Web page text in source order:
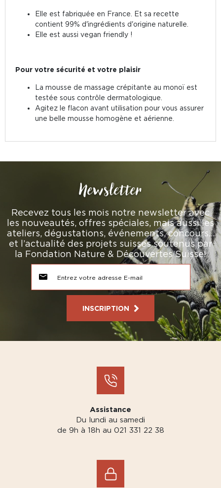
Elle est fabriquée en France. Et sa recette
contient 99% d'ingrédients d'origine naturelle.
Elle est aussi vegan friendly !
Pour votre sécurité et votre plaisir
La mousse de massage crépitante au monoï est
testée sous contrôle dermatologique.
Agitez le flacon avant utilisation pour vous assurer
une belle mousse homogène et aérienne.
Newsletter
Recevez tous les mois notre newsletter avec
les nouveautés, offres spéciales, mais aussi les
ateliers, dégustations, événements, concours…
et l’actualité des projets suisses soutenus par
la Fondation Nature & Découvertes Suisse!
INSCRIPTION
Assistance
Du lundi au samedi
de 9h à 18h au 021 331 22 38